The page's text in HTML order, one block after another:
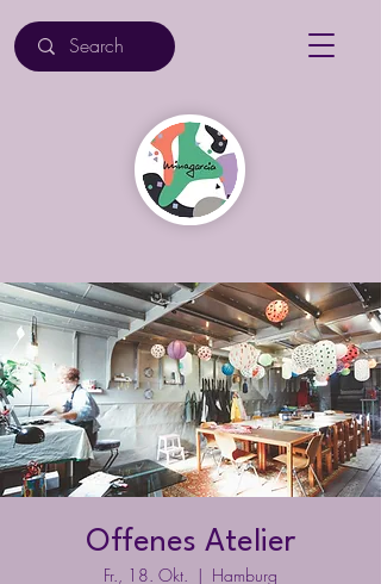
Offenes Atelier
Fr., 18. Okt.
  |
Hamburg